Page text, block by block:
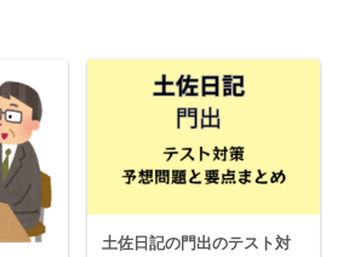
土佐日記の門出のテスト対